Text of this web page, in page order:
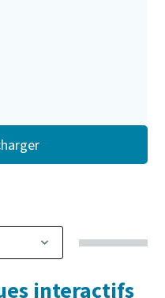
interactifs